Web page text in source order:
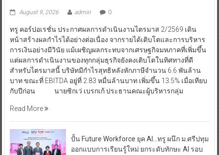
August 9, 2026 admin 0
ทรู คอร์ปอเรชั่น ประกาศผลการดำเนินงานไตรมาส 2/2569 เดิน
หน้าสร้างผลกำไรได้อย่างต่อเนื่อง จากรายได้เติบโตและการบริหาร
การเงินอย่างมีวินัย แม้เผชิญผลกระทบจากเศรษฐกิจมหภาคที่เพิ่มขึ้น
แต่ผลการดำเนินงานของทุกกลุ่มธุรกิจยังคงเติบโตในทิศทางที่ดี
สำหรับไตรมาสนี้ บริษัทมีกำไรสุทธิหลังหักภาษีจำนวน 6.6 พันล้าน
บาท ขณะที่ EBITDA อยู่ที่ 2.83 หมื่นล้านบาท เพิ่มขึ้น 13.5% เมื่อเทียบ
กับปีก่อน นายซิกเว่ เบรกเก้ ประธานคณะผู้บริหารกลุ่ม
Read More
ปั้น Future Workforce ยุค AI…ทรู ผนึก ม.ศรีปทุม
ออกแบบการเรียนรู้ใหม่ ยกระดับทักษะ AI รอบ